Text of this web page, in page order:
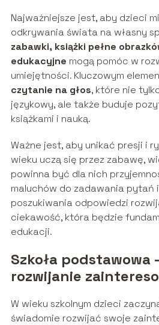
Najważniejsze jest, aby dzieci
odkrywania świata na własny
zabawki, książki pełne
edukacyjne mogą pomóc w
umiejętności. Kluczowym
czytanie na głos, które nie
językowy, ale także buduje
książkami i nauką.
Ważne jest, aby unikać presji i
wieku uczą się przez zabawę,
powinna być dla nich
maluchów do zadawania pytań
poszukiwania odpowiedzi
ciekawość, która będzie
edukacji.
Szkoła podstawowa
rozwijanie
W wieku szkolnym dzieci
świadomie rozwijać swoje